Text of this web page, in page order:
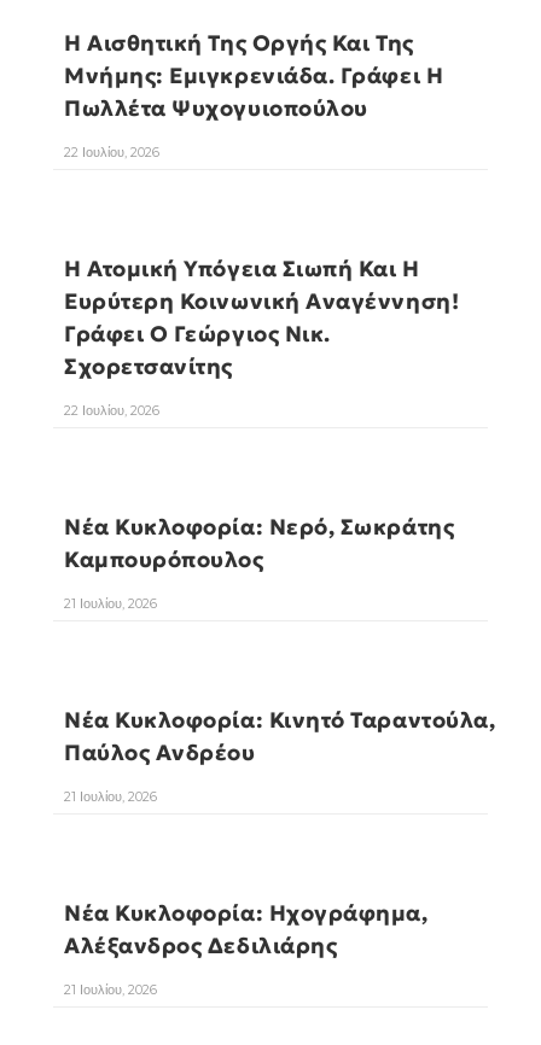
Η Αισθητική Της Οργής Και Της
Μνήμης: Εμιγκρενιάδα. Γράφει Η
Πωλλέτα Ψυχογυιοπούλου
22 Ιουλίου, 2026
Η Ατομική Υπόγεια Σιωπή Και Η
Ευρύτερη Κοινωνική Αναγέννηση!
Γράφει Ο Γεώργιος Νικ.
Σχορετσανίτης
22 Ιουλίου, 2026
Νέα Κυκλοφορία: Νερό, Σωκράτης
Καμπουρόπουλος
21 Ιουλίου, 2026
Νέα Κυκλοφορία: Κινητό Ταραντούλα,
Παύλος Ανδρέου
21 Ιουλίου, 2026
Νέα Κυκλοφορία: Ηχογράφημα,
Αλέξανδρος Δεδιλιάρης
21 Ιουλίου, 2026